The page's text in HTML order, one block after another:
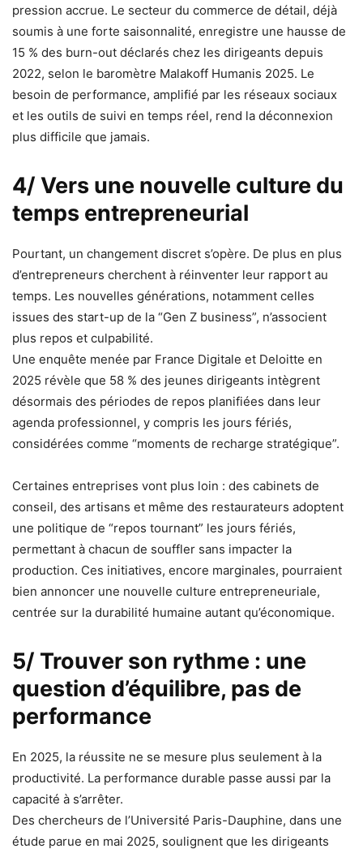
pression accrue. Le secteur du commerce de détail, déjà
soumis à une forte saisonnalité, enregistre une hausse de
15 % des burn-out déclarés chez les dirigeants depuis
2022, selon le baromètre Malakoff Humanis 2025. Le
besoin de performance, amplifié par les réseaux sociaux
et les outils de suivi en temps réel, rend la déconnexion
plus difficile que jamais.
4/ Vers une nouvelle culture du
temps entrepreneurial
Pourtant, un changement discret s’opère. De plus en plus
d’entrepreneurs cherchent à réinventer leur rapport au
temps. Les nouvelles générations, notamment celles
issues des start-up de la “Gen Z business”, n’associent
plus repos et culpabilité.
Une enquête menée par France Digitale et Deloitte en
2025 révèle que 58 % des jeunes dirigeants intègrent
désormais des périodes de repos planifiées dans leur
agenda professionnel, y compris les jours fériés,
considérées comme “moments de recharge stratégique”.
Certaines entreprises vont plus loin : des cabinets de
conseil, des artisans et même des restaurateurs adoptent
une politique de “repos tournant” les jours fériés,
permettant à chacun de souffler sans impacter la
production. Ces initiatives, encore marginales, pourraient
bien annoncer une nouvelle culture entrepreneuriale,
centrée sur la durabilité humaine autant qu’économique.
5/ Trouver son rythme : une
question d’équilibre, pas de
performance
En 2025, la réussite ne se mesure plus seulement à la
productivité. La performance durable passe aussi par la
capacité à s’arrêter.
Des chercheurs de l’Université Paris-Dauphine, dans une
étude parue en mai 2025, soulignent que les dirigeants